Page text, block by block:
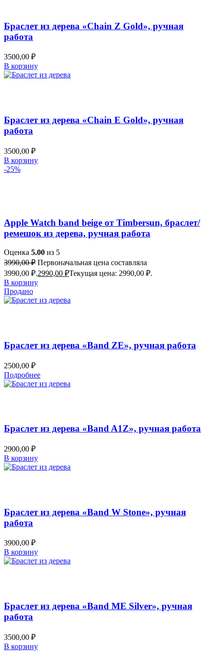
Браслет из дерева «Chain Z Gold», ручная
работа
3500,00 ₽
В корзину
Браслет из дерева «Chain E Gold», ручная
работа
3500,00 ₽
В корзину
-25%
Apple Watch band beige от Timbersun, браслет/
ремешок из дерева, ручная работа
Оценка 5.00 из 5
3990,00₽ Первоначальная цена составляла
3990,00 ₽.2990,00 ₽Текущая цена: 2990,00 ₽.
В корзину
Продано
Браслет из дерева «Band ZE», ручная работа
2500,00 ₽
Подробнее
Браслет из дерева «Band A1Z», ручная работа
2900,00 ₽
В корзину
Браслет из дерева «Band W Stone», ручная
работа
3900,00 ₽
В корзину
Браслет из дерева «Band ME Silver», ручная
работа
3500,00 ₽
В корзину